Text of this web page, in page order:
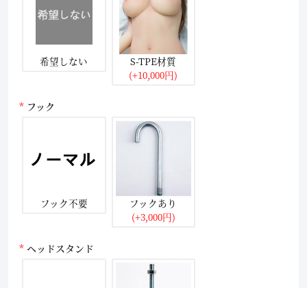
希望しない
S-TPE材質
(+10,000円)
フック
フック不要
フックあり
(+3,000円)
ヘッドスタンド